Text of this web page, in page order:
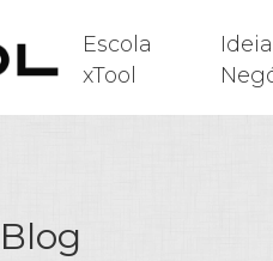
Escola
xTool